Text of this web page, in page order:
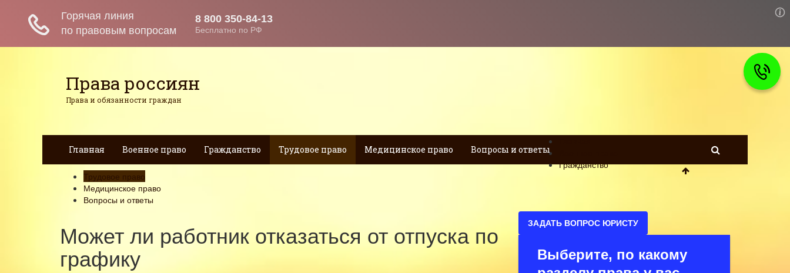
Права россиян
Права и обязанности граждан
Главная Военное право Гражданство Трудовое право Медицинское право Вопросы и ответы
Гражданство
Трудовое право
Медицинское право
Вопросы и ответы
Может ли работник отказаться от отпуска по
графику